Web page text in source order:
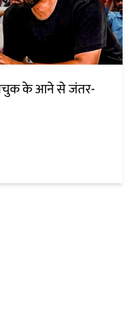
के आने से जंतर-